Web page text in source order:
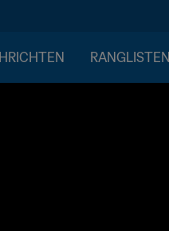
RANGLISTEN